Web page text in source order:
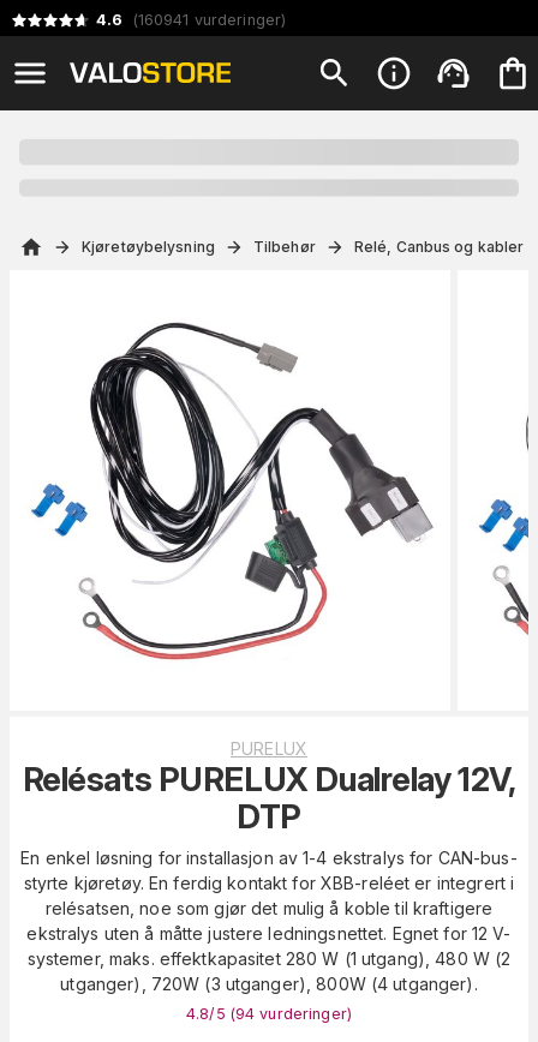
4.6 (160941 vurderinger)
Kjøretøybelysning Tilbehør Relé, Canbus og kabler
PURELUX
Relésats PURELUX Dualrelay 12V,
DTP
En enkel løsning for installasjon av 1-4 ekstralys for CAN-bus-
styrte kjøretøy. En ferdig kontakt for XBB-reléet er integrert i
relésatsen, noe som gjør det mulig å koble til kraftigere
ekstralys uten å måtte justere ledningsnettet. Egnet for 12 V-
systemer, maks. effektkapasitet 280 W (1 utgang), 480 W (2
utganger), 720W (3 utganger), 800W (4 utganger).
4.8/5 (94 vurderinger)